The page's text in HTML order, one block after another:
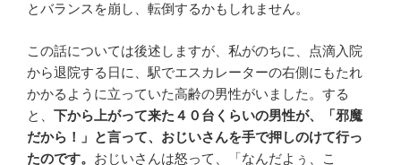
とバランスを崩し、転倒するかもしれません。
この話については後述しますが、私がのちに、点滴入院
から退院する日に、駅でエスカレーターの右側にもたれ
かかるように立っていた高齢の男性がいました。する
と、 下から上がって来た４０台くらいの男性が、「邪魔
だから！」と言って、おじいさんを手で押しのけて行っ
たのです。 おじいさんは怒って、「なんだよぅ、こ